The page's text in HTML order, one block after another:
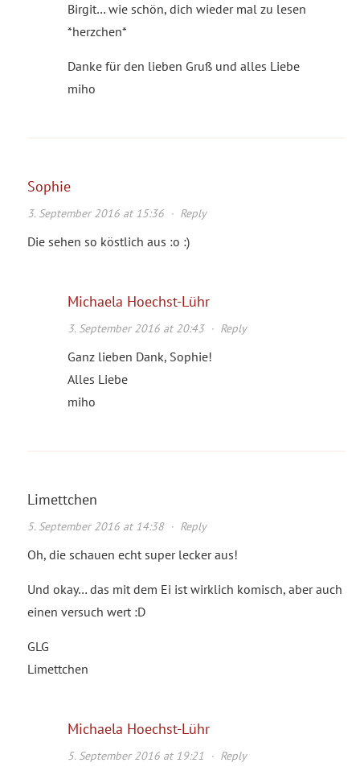
Birgit… wie schön, dich wieder mal zu lesen
*herzchen*
Danke für den lieben Gruß und alles Liebe
miho
Sophie
3. September 2016 at 15:36· Reply
Die sehen so köstlich aus :o :)
Michaela Hoechst-Lühr
3. September 2016 at 20:43· Reply
Ganz lieben Dank, Sophie!
Alles Liebe
miho
Limettchen
5. September 2016 at 14:38· Reply
Oh, die schauen echt super lecker aus!
Und okay… das mit dem Ei ist wirklich komisch, aber auch
einen versuch wert :D
GLG
Limettchen
Michaela Hoechst-Lühr
5. September 2016 at 19:21 · Reply